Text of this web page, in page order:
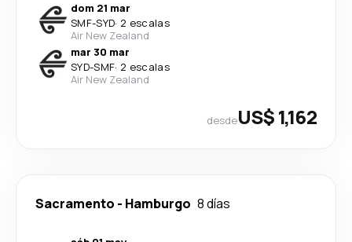
dom 21 mar
SMF-SYD· 2 escalas
Air New Zealand
mar 30 mar
SYD-SMF· 2 escalas
Air New Zealand
desdeUS$ 1,162
Sacramento - Hamburgo 8 días